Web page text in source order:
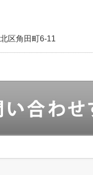
区角田町6-11